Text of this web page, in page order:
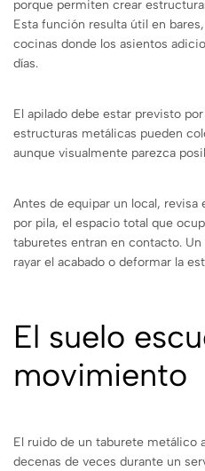
porque permiten crear
Esta función resulta útil en
cocinas donde los asientos
días.
El apilado debe estar previsto
estructuras metálicas pueden
aunque visualmente parezca
Antes de equipar un local,
por pila, el espacio total que
taburetes entran en contacto.
rayar el acabado o deformar la
El suelo
movimiento
El ruido de un taburete metálico
decenas de veces durante un